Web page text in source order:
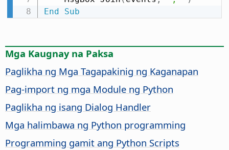
End
Sub
Mga Kaugnay na Paksa
Paglikha ng Mga Tagapakinig ng Kaganapan
Pag-import ng mga Module ng Python
Paglikha ng isang Dialog Handler
Mga halimbawa ng Python programming
Programming gamit ang Python Scripts